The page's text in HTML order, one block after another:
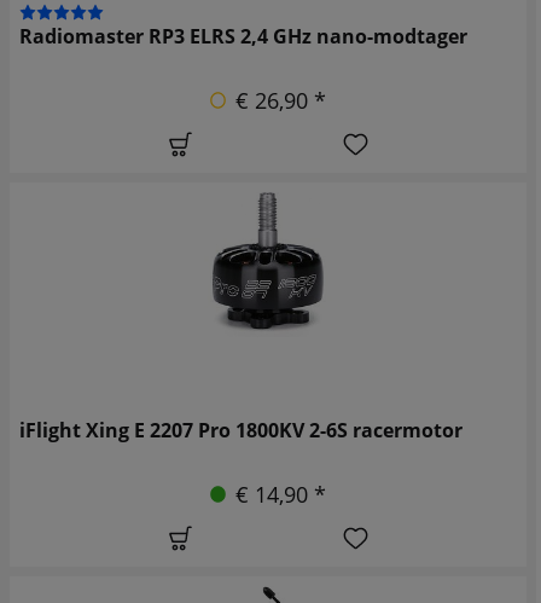
Radiomaster RP3 ELRS 2,4 GHz nano-modtager
€ 26,90 *
iFlight Xing E 2207 Pro 1800KV 2-6S racermotor
€ 14,90 *